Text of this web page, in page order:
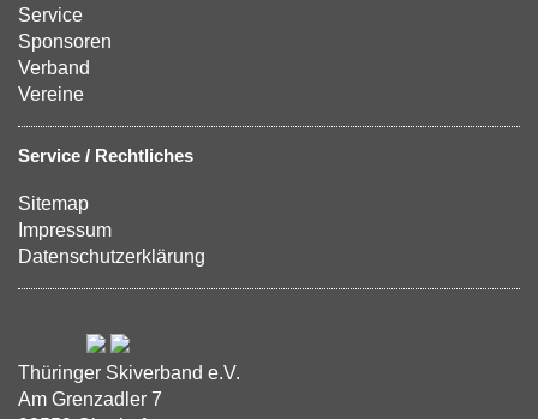
Service
Sponsoren
Verband
Vereine
Service / Rechtliches
Sitemap
Impressum
Datenschutzerklärung
Thüringer Skiverband e.V.
Am Grenzadler 7